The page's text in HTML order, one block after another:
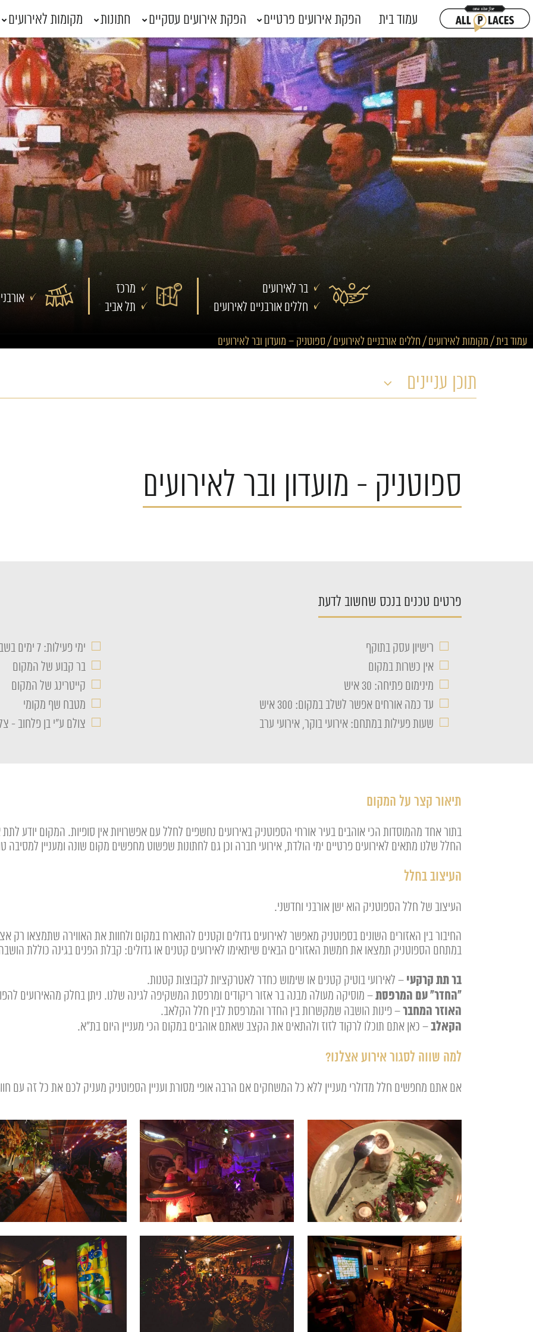
עמוד בית הפקת אירועים פרטיים הפקת אירועים עסקיים חתונות מקומות לאירועים
בר לאירועים
חללים אורבניים לאירועים
מרכז
תל אביב
אורבני
עמוד בית/מקומות לאירועים/חללים אורבניים לאירועים/ספוטניק – מועדון ובר לאירועים
תוכן עניינים
ספוטניק - מועדון ובר לאירועים
פרטים טכנים בנכס שחשוב לדעת
□ רישיון עסק בתוקף
□ אין כשרות במקום
□ מינימום פתיחה: 30 איש
□ עד כמה אורחים אפשר לשלב במקום: 300 איש
□ שעות פעילות במתחם: אירועי בוקר, אירועי ערב
□ ימי פעילות: 7 ימים בשבוע
□ בר קבוע של המקום
□ קייטרינג של המקום
□ מטבח שף מקומי
□ צולם ע"י בן פלחוב -
תיאור קצר על המקום
בתור אחד מהמוסדות הכי אוהבים בעיר אורחי הספוטניק באירועים נחשפים לחלל עם אפשרויות אין סופיות. המקום יודע
החלל שלנו מתאים לאירועים פרטיים ימי הולדת, אירועי חברה וכן גם לחתונות שפשוט מחפשים מקום שונה ומעניין למסיבה
העיצוב בחלל
העיצוב של חלל הספוטניק הוא ישן אורבני וחדשני.
החיבור בין האזורים השונים בספוטניק מאפשר לאירועים גדולים וקטנים להתארח במקום ולחוות את האווירה שתמצאו רק
במתחם הספוטניק תמצאו את חמשת האזורים הבאים שיתאימו לאירועים קטנים או גדולים: קבלת הפנים בגינה כוללת
בר תת קרקעי – לאירועי בוטיק קטנים או שימוש כחדר לאטרקציות לקבוצות קטנות.
"החדר" עם המרפסת– מוסיקה מעולה מבנה בר אזור ריקודים ומרפסת המשקיפה לגינה שלנו. ניתן בחלק מהאירועים
האוזר המחבר– פינות הושבה שמקשרות בין החדר והמרפסת לבין חלל הקלאב.
הקאלב– כאן אתם תוכלו לרקוד לזוז ולהתאים את הקצב שאתם אוהבים במקום הכי מעניין היום בת"א.
למה שווה לסגור אירוע אצלנו?
אם אתם מחפשים חלל מדולרי מעניין ללא כל המשחקים אם הרבה אופי מסורת ועניין הספוטניק מעניק לכם את כל זה עם